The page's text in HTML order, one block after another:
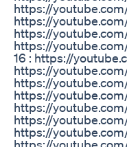
https://
https://
https://
https://
16 : https://
https://
https://
https://
https://youtube.com/
https://
https://
https://